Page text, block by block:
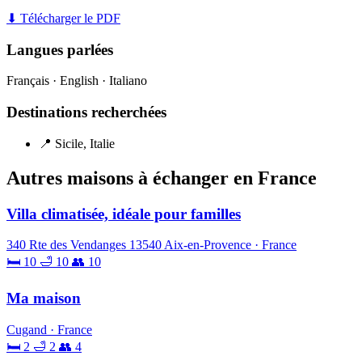
⬇ Télécharger le PDF
Langues parlées
Français · English · Italiano
Destinations recherchées
📍 Sicile, Italie
Autres maisons à échanger en France
Villa climatisée, idéale pour familles
340 Rte des Vendanges 13540 Aix-en-Provence · France
🛏 10 🛁 10 👥 10
Ma maison
Cugand · France
🛏 2 🛁 2 👥 4